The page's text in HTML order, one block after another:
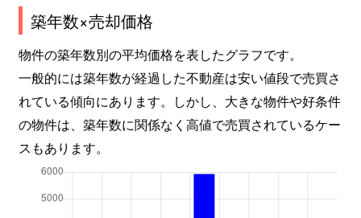
築年数×売却価格
物件の築年数別の平均価格を表したグラフです。
一般的には築年数が経過した不動産は安い値段で売買さ
れている傾向にあります。しかし、大きな物件や好条件
の物件は、築年数に関係なく高値で売買されているケー
スもあります。